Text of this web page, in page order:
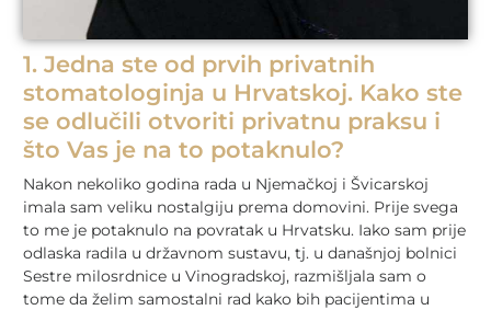
1. Jedna ste od prvih privatnih
stomatologinja u Hrvatskoj. Kako ste
se odlučili otvoriti privatnu praksu i
što Vas je na to potaknulo?
Nakon nekoliko godina rada u Njemačkoj i Švicarskoj
imala sam veliku nostalgiju prema domovini. Prije svega
to me je potaknulo na povratak u Hrvatsku. Iako sam prije
odlaska radila u državnom sustavu, tj. u današnjoj bolnici
Sestre milosrdnice u Vinogradskoj, razmišljala sam o
tome da želim samostalni rad kako bih pacijentima u